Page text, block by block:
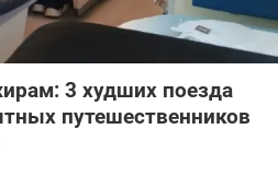
3 худших поезда
путешественников